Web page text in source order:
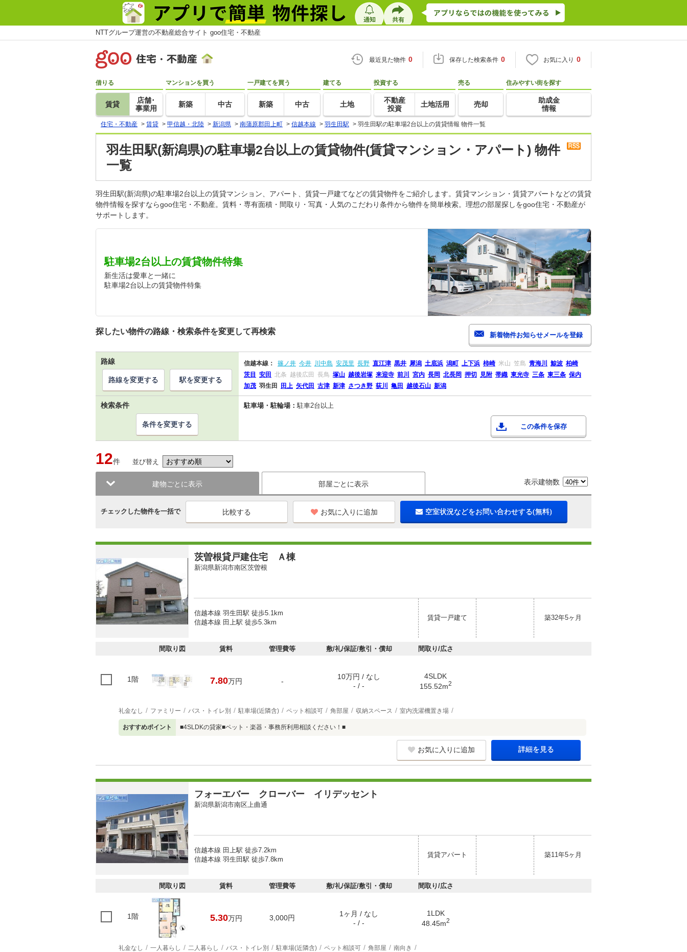
NTTグループ運営の不動産総合サイト goo住宅・不動産
最近見た物件 0 保存した検索条件 0 お気に入り 0
借りる
賃貸
店舗･
事業用
マンションを買う
新築 中古
一戸建てを買う
新築 中古
建てる
土地
投資する
不動産
投資
土地活用
売る
売却
住みやすい街を探す
助成金
情報
住宅・不動産 > 賃貸 > 甲信越・北陸 > 新潟県 > 南蒲原郡田上町 > 信越本線 > 羽生田駅 > 羽生田駅の駐車場2台以上の賃貸情報 物件一覧
羽生田駅(新潟県)の駐車場2台以上の賃貸物件(賃貸マンション・アパート) 物件
一覧
羽生田駅(新潟県)の駐車場2台以上の賃貸マンション、アパート、賃貸一戸建てなどの賃貸物件をご紹介します。賃貸マンション・賃貸アパートなどの賃貸
物件情報を探すならgoo住宅・不動産。賃料・専有面積・間取り・写真・人気のこだわり条件から物件を簡単検索。理想の部屋探しをgoo住宅・不動産が
サポートします。
駐車場2台以上の賃貸物件特集
新生活は愛車と一緒に
駐車場2台以上の賃貸物件特集
探したい物件の路線・検索条件を変更して再検索
路線 信越本線： 篠ノ井 今井 川中島 安茂里 長野 直江津 黒井 犀潟 土底浜 潟町 上下浜 柿崎 米山 笠島 青海川 鯨波 柏崎
茨目
安田 北条 越後広田 長鳥 塚山 越後岩塚 来迎寺 前川 宮内 長岡 北長岡 押切 見附 帯織 東光寺 三条 東三条 保内
加茂 羽生田 田上 矢代田 古津 新津 さつき野 荻川 亀田 越後石山 新潟
路線を変更する 駅を変更する
検索条件 駐車場・駐輪場：駐車2台以上
この条件を保存
条件を変更する
12件 並び替え
建物ごとに表示 部屋ごとに表示 表示建物数
チェックした物件を一括で お気に入りに追加 空室状況などをお問い合わせする(無料)
茨曽根貸戸建住宅 Ａ棟
新潟県新潟市南区茨曽根
信越本線 羽生田駅 徒歩5.1km
信越本線 田上駅 徒歩5.3km
賃貸一戸建て 築32年5ヶ月
間取り図 賃料 管理費等 敷/礼/保証/敷引・償却 間取り/広さ
1階 7.80万円 -
10万円 / なし
- / -
4SLDK
155.52m2
礼金なし ファミリー バス・トイレ別 駐車場(近隣含) ペット相談可 角部屋 収納スペース 室内洗濯機置き場
おすすめポイント ■4SLDKの貸家■ペット・楽器・事務所利用相談ください！■
お気に入りに追加 詳細を見る
フォーエバー クローバー イリデッセント
新潟県新潟市南区上曲通
信越本線 田上駅 徒歩7.2km
信越本線 羽生田駅 徒歩7.8km
賃貸アパート 築11年5ヶ月
間取り図 賃料 管理費等 敷/礼/保証/敷引・償却 間取り/広さ
1階 5.30万円 3,000円
1ヶ月 / なし
- / -
1LDK
48.45m2
礼金なし 一人暮らし 二人暮らし バス・トイレ別 駐車場(近隣含) ペット相談可 角部屋 南向き